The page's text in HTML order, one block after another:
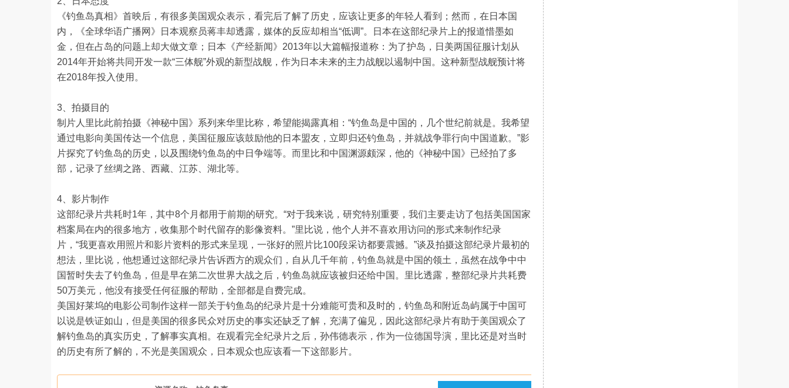
《钓鱼岛真相》首映后，有很多美国观众表示，看完后了解了历史，应该让更多的年轻人看到；然而，在日本国
内，《全球华语广播网》日本观察员蒋丰却透露，媒体的反应却相当“低调”。日本在这部纪录片上的报道惜墨如
金，但在占岛的问题上却大做文章；日本《产经新闻》2013年以大篇幅报道称：为了护岛，日美两国征服计划从
2014年开始将共同开发一款“三体舰”外观的新型战舰，作为日本未来的主力战舰以遏制中国。这种新型战舰预计将
在2018年投入使用。
3、拍摄目的
制片人里比此前拍摄《神秘中国》系列来华里比称，希望能揭露真相：“钓鱼岛是中国的，几个世纪前就是。我希望
通过电影向美国传达一个信息，美国征服应该鼓励他的日本盟友，立即归还钓鱼岛，并就战争罪行向中国道歉。”影
片探究了钓鱼岛的历史，以及围绕钓鱼岛的中日争端等。而里比和中国渊源颇深，他的《神秘中国》已经拍了多
部，记录了丝绸之路、西藏、江苏、湖北等。
4、影片制作
这部纪录片共耗时1年，其中8个月都用于前期的研究。“对于我来说，研究特别重要，我们主要走访了包括美国国家
档案局在内的很多地方，收集那个时代留存的影像资料。”里比说，他个人并不喜欢用访问的形式来制作纪录
片，“我更喜欢用照片和影片资料的形式来呈现，一张好的照片比100段采访都要震撼。”谈及拍摄这部纪录片最初的
想法，里比说，他想通过这部纪录片告诉西方的观众们，自从几千年前，钓鱼岛就是中国的领土，虽然在战争中中
国暂时失去了钓鱼岛，但是早在第二次世界大战之后，钓鱼岛就应该被归还给中国。里比透露，整部纪录片共耗费
50万美元，他没有接受任何征服的帮助，全部都是自费完成。
美国好莱坞的电影公司制作这样一部关于钓鱼岛的纪录片是十分难能可贵和及时的，钓鱼岛和附近岛屿属于中国可
以说是铁证如山，但是美国的很多民众对历史的事实还缺乏了解，充满了偏见，因此这部纪录片有助于美国观众了
解钓鱼岛的真实历史，了解事实真相。在观看完全纪录片之后，孙伟德表示，作为一位德国导演，里比还是对当时
的历史有所了解的，不光是美国观众，日本观众也应该看一下这部影片。